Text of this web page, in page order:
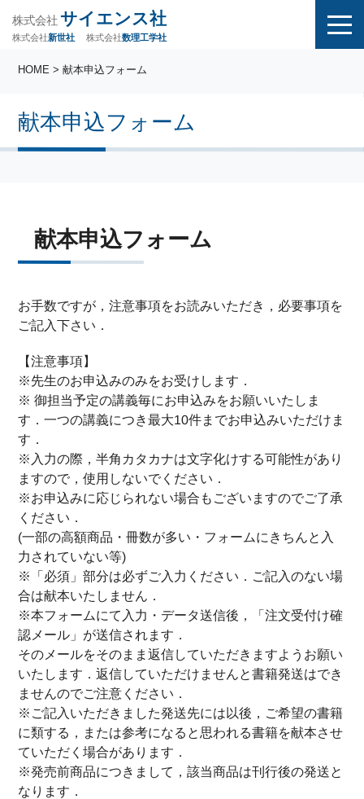
株式会社 サイエンス社
株式会社新世社 株式会社数理工学社
献本申込フォーム
HOME > 献本申込フォーム
献本申込フォーム
お手数ですが，注意事項をお読みいただき，必要事項を
ご記入下さい．
【注意事項】
※先生のお申込みのみをお受けします．
※ 御担当予定の講義毎にお申込みをお願いいたしま
す．一つの講義につき最大10件までお申込みいただけま
す．
※入力の際，半角カタカナは文字化けする可能性があり
ますので，使用しないでください．
※お申込みに応じられない場合もございますのでご了承
ください．
(一部の高額商品・冊数が多い・フォームにきちんと入
力されていない等)
※「必須」部分は必ずご入力ください．ご記入のない場
合は献本いたしません．
※本フォームにて入力・データ送信後，「注文受付け確
認メール」が送信されます．
そのメールをそのまま返信していただきますようお願い
いたします．返信していただけませんと書籍発送はでき
ませんのでご注意ください．
※ご記入いただきました発送先には以後，ご希望の書籍
に類する，または参考になると思われる書籍を献本させ
ていただく場合があります．
※発売前商品につきまして，該当商品は刊行後の発送と
なります．